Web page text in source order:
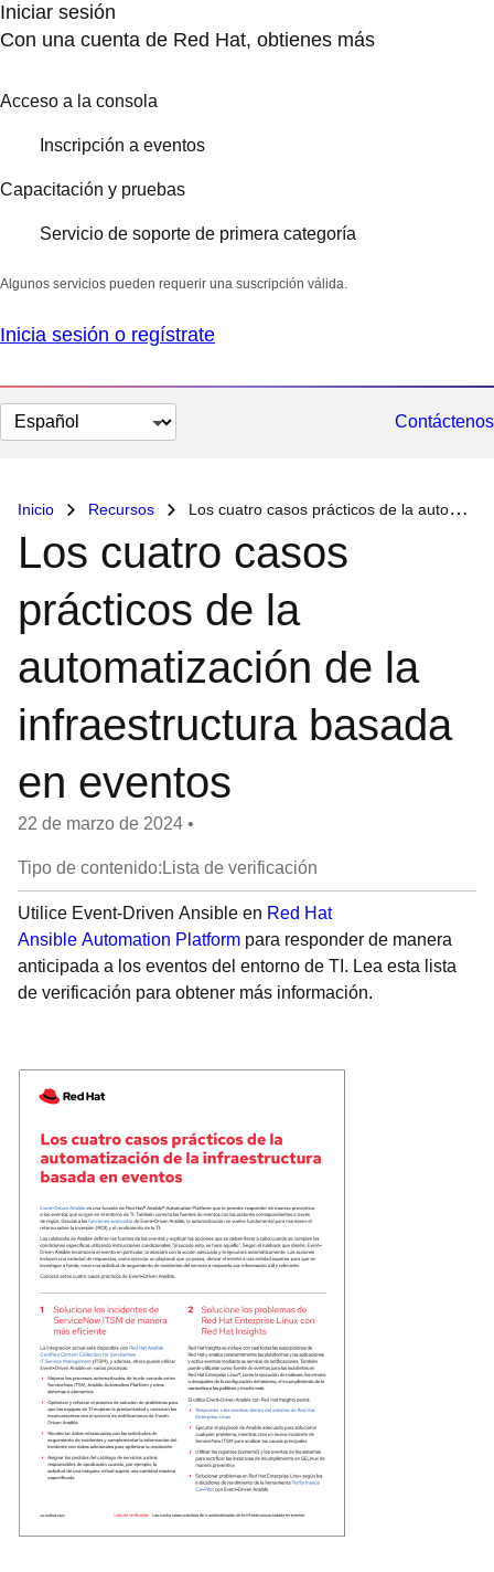
Iniciar sesión
Con una cuenta de Red Hat, obtienes más
Acceso a la consola
Inscripción a eventos
Capacitación y pruebas
Servicio de soporte de primera categoría
Algunos servicios pueden requerir una suscripción válida.
Inicia sesión o regístrate
Cambiar
el
Contáctenos
Inicio Recursos Los cuatro casos prácticos de la automatización de la infraestructura basada en eventos
Los cuatro casos
prácticos de la
automatización de la
infraestructura basada
en eventos
22 de marzo de 2024 •
Tipo de contenido:Lista de verificación
Utilice Event-Driven Ansible en Red Hat
Ansible Automation Platform para responder de manera
anticipada a los eventos del entorno de TI. Lea esta lista
de verificación para obtener más información.